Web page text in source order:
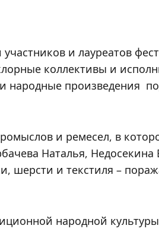
и лауреатов
коллективы и
народные произведения
и ремесел, в
Наталья,
и текстиля –
народной